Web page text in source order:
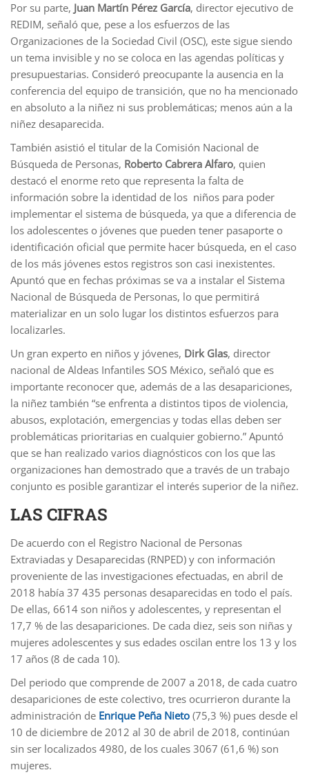
Por su parte, Juan Martín Pérez García, director ejecutivo de
REDIM, señaló que, pese a los esfuerzos de las
Organizaciones de la Sociedad Civil (OSC), este sigue siendo
un tema invisible y no se coloca en las agendas políticas y
presupuestarias. Consideró preocupante la ausencia en la
conferencia del equipo de transición, que no ha mencionado
en absoluto a la niñez ni sus problemáticas; menos aún a la
niñez desaparecida.
También asistió el titular de la Comisión Nacional de
Búsqueda de Personas, Roberto Cabrera Alfaro, quien
destacó el enorme reto que representa la falta de
información sobre la identidad de los niños para poder
implementar el sistema de búsqueda, ya que a diferencia de
los adolescentes o jóvenes que pueden tener pasaporte o
identificación oficial que permite hacer búsqueda, en el caso
de los más jóvenes estos registros son casi inexistentes.
Apuntó que en fechas próximas se va a instalar el Sistema
Nacional de Búsqueda de Personas, lo que permitirá
materializar en un solo lugar los distintos esfuerzos para
localizarles.
Un gran experto en niños y jóvenes, Dirk Glas, director
nacional de Aldeas Infantiles SOS México, señaló que es
importante reconocer que, además de a las desapariciones,
la niñez también “se enfrenta a distintos tipos de violencia,
abusos, explotación, emergencias y todas ellas deben ser
problemáticas prioritarias en cualquier gobierno.” Apuntó
que se han realizado varios diagnósticos con los que las
organizaciones han demostrado que a través de un trabajo
conjunto es posible garantizar el interés superior de la niñez.
LAS CIFRAS
De acuerdo con el Registro Nacional de Personas
Extraviadas y Desaparecidas (RNPED) y con información
proveniente de las investigaciones efectuadas, en abril de
2018 había 37 435 personas desaparecidas en todo el país.
De ellas, 6614 son niños y adolescentes, y representan el
17,7 % de las desapariciones. De cada diez, seis son niñas y
mujeres adolescentes y sus edades oscilan entre los 13 y los
17 años (8 de cada 10).
Del periodo que comprende de 2007 a 2018, de cada cuatro
desapariciones de este colectivo, tres ocurrieron durante la
administración de Enrique Peña Nieto (75,3 %) pues desde el
10 de diciembre de 2012 al 30 de abril de 2018, continúan
sin ser localizados 4980, de los cuales 3067 (61,6 %) son
mujeres.